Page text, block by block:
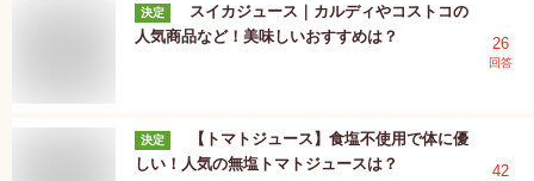
決定
スイカジュース｜カルディやコストコの
人気商品など！美味しいおすすめは？
26
回答
決定
【トマトジュース】食塩不使用で体に優
しい！人気の無塩トマトジュースは？
42